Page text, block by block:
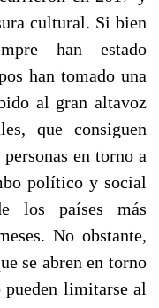
cultural. Si bien
han estado
han tomado una
al gran altavoz
que consiguen
en torno a
político y social
los países más
No obstante,
se abren en torno
pueden limitarse al